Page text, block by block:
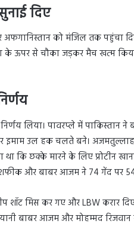
दिए
को मंजिल तक पहुंचा
के ऊपर से चौका जड़कर मैच खत्म
लिया। पावरप्ले में पाकिस्तान ने
उल हक चलते बने। अजमतुल्लाह
छक्के मारने के लिए प्रोटीन
और बाबर आजम ने 74 गेंद पर 54
मिस कर गए और LBW करार दिए
बाबर आजम और मोहम्मद रिजवान